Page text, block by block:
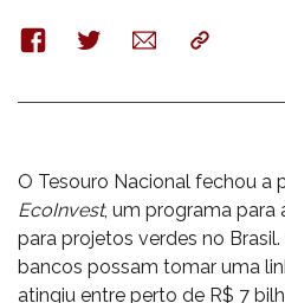
FacebookTwitterE-
mail
Copy
O Tesouro Nacional fechou a
EcoInvest, um programa para
para projetos verdes no
bancos possam tomar uma
atingiu entre perto de R$ 7